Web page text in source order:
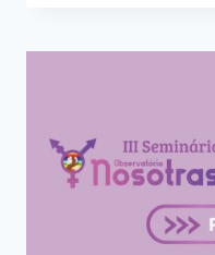
III
NOSOTRAS